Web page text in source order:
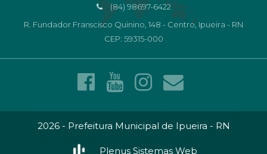
(84) 98697-6422
R. Fundador Franscisco Quinino, 148 - Centro, Ipueira - RN
CEP: 59315-000
2026 - Prefeitura Municipal de Ipueira - RN
Plenus Sistemas Web